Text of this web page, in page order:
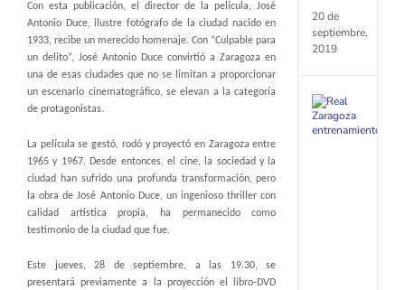
Con esta publicación, el director de la película, José
Antonio Duce, ilustre fotógrafo de la ciudad nacido en
1933, recibe un merecido homenaje. Con “Culpable para
un delito”, José Antonio Duce convirtió a Zaragoza en
una de esas ciudades que no se limitan a proporcionar
un escenario cinematográfico, se elevan a la categoría
de protagonistas.
La película se gestó, rodó y proyectó en Zaragoza entre
1965 y 1967. Desde entonces, el cine, la sociedad y la
ciudad han sufrido una profunda transformación, pero
la obra de José Antonio Duce, un ingenioso thriller con
calidad artística propia, ha permanecido como
testimonio de la ciudad que fue.
Este jueves, 28 de septiembre, a las 19.30, se
presentarápreviamente a la proyecciónel libro-DVD
20 de
septiembre,
2019